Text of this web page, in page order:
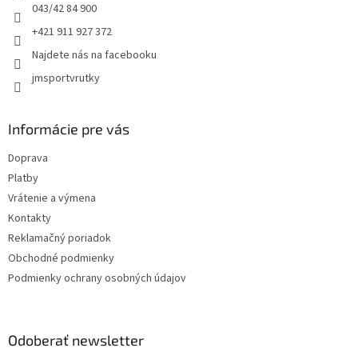
043/42 84 900
+421 911 927 372
Najdete nás na facebooku
jmsportvrutky
Informácie pre vás
Doprava
Platby
Vrátenie a výmena
Kontakty
Reklamačný poriadok
Obchodné podmienky
Podmienky ochrany osobných údajov
Odoberať newsletter